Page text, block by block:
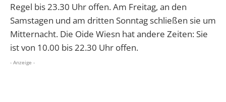
Regel bis 23.30 Uhr offen. Am Freitag, an den
Samstagen und am dritten Sonntag schließen sie um
Mitternacht. Die Oide Wiesn hat andere Zeiten: Sie
ist von 10.00 bis 22.30 Uhr offen.
- Anzeige -